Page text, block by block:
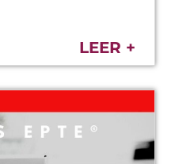
LEER +